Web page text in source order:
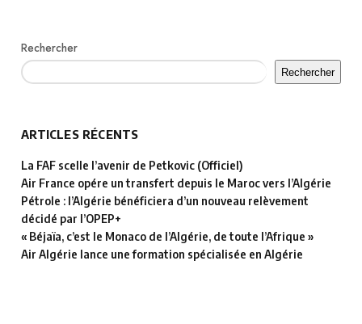
Rechercher
Rechercher
ARTICLES RÉCENTS
La FAF scelle l’avenir de Petkovic (Officiel)
Air France opére un transfert depuis le Maroc vers l’Algérie
Pétrole : l’Algérie bénéficiera d’un nouveau relèvement
décidé par l’OPEP+
« Béjaïa, c’est le Monaco de l’Algérie, de toute l’Afrique »
Air Algérie lance une formation spécialisée en Algérie